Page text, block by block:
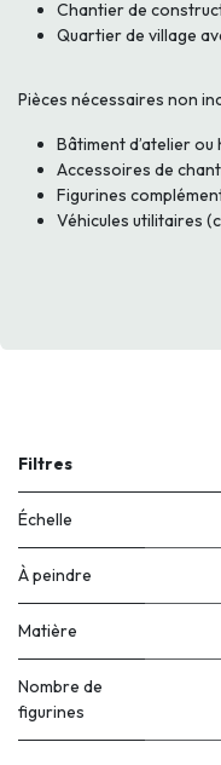
Chantier de
Quartier de village
Pièces nécessaires non
Bâtiment d’atelier
Accessoires de
Figurines
Véhicules utilitaires
Filtres
Échelle
À peindre
Matière
Nombre de
figurines